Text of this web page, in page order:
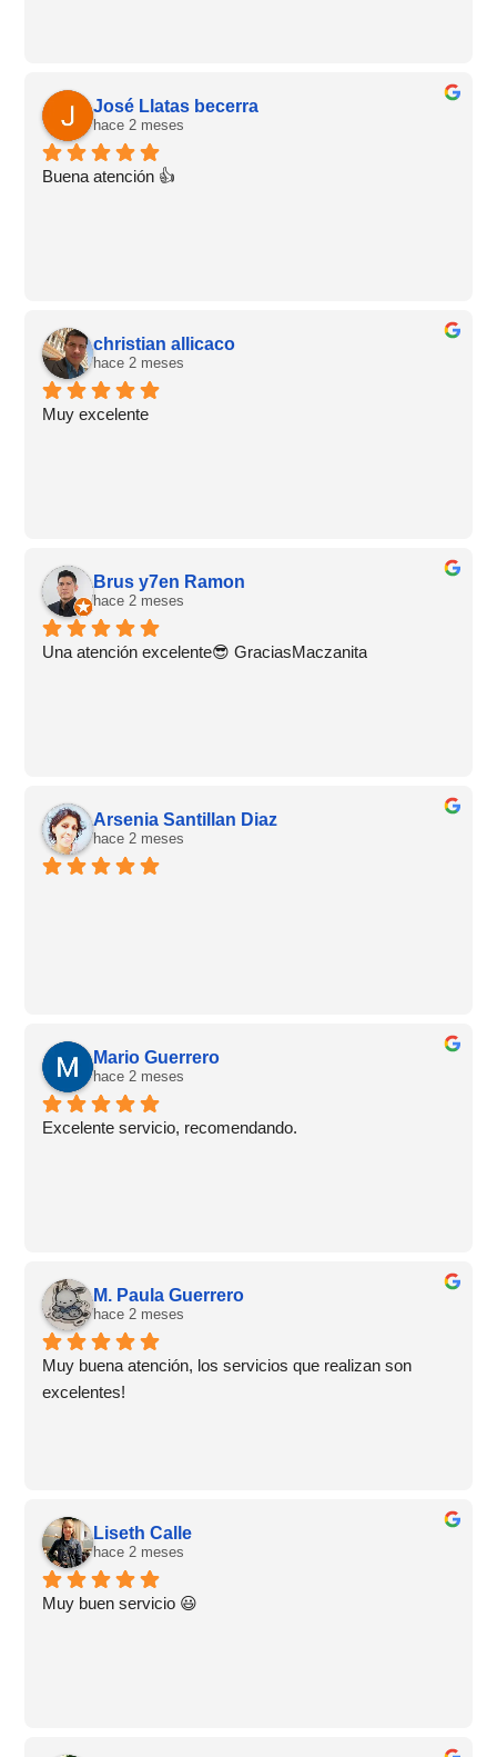
José Llatas becerra
hace 2 meses
Buena atención 👍
christian allicaco
hace 2 meses
Muy excelente
Brus y7en Ramon
hace 2 meses
Una atención excelente😎 GraciasMaczanita
Arsenia Santillan Diaz
hace 2 meses
Mario Guerrero
hace 2 meses
Excelente servicio, recomendando.
M. Paula Guerrero
hace 2 meses
Muy buena atención, los servicios que realizan son
excelentes!
Liseth Calle
hace 2 meses
Muy buen servicio 😃